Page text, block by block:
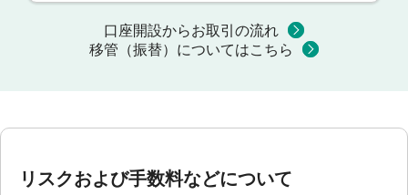
口座開設からお取引の流れ
移管（振替）についてはこちら
リスクおよび手数料などについて